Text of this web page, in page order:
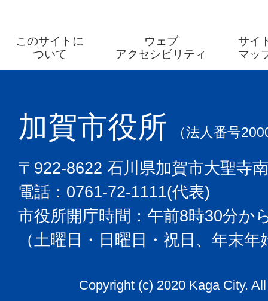
このサイトに
ついて
ウェブ
アクセシビリティ
サイ
マッ
加賀市役所 （法人番号
〒922-8622 石川県加賀市大聖寺
電話：0761-72-1111(代表)
市役所開庁時間：午前8時30分か
（土曜日・日曜日・祝日、年末
Copyright (c) 2020 Kaga City.